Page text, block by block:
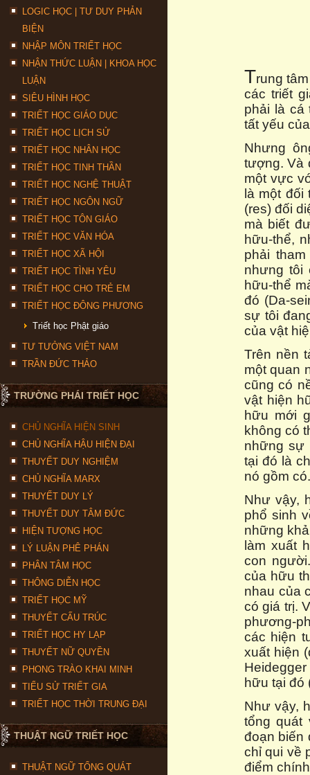
LOGIC HỌC | TƯ DUY PHẢN
BIỆN
NHẬP MÔN TRIẾT HỌC
NHẬN THỨC LUẬN | KHOA HỌC
LUẬN
SIÊU HÌNH HỌC
TRIẾT HỌC GIÁO DỤC
TRIẾT HỌC LỊCH SỬ
TRIẾT HỌC NHÂN HỌC
TRIẾT HỌC TINH THẦN
TRIẾT HỌC NGHỆ THUẬT
TRIẾT HỌC NGÔN NGỮ
TRIẾT HỌC TÔN GIÁO
TRIẾT HỌC VĂN HÓA
TRIẾT HỌC XÃ HỘI
TRIẾT HỌC TÌNH YÊU
TRIẾT HỌC CHO TRẺ EM
TRIẾT HỌC ĐÔNG PHƯƠNG
Triết học Phật giáo
TƯ TƯỞNG VIỆT NAM
TRẦN ĐỨC THẢO
TRƯỜNG PHÁI TRIẾT HỌC
CHỦ NGHĨA HIỆN SINH
CHỦ NGHĨA HẬU HIỆN ĐẠI
THUYẾT DUY NGHIỆM
CHỦ NGHĨA MARX
THUYẾT DUY LÝ
THUYẾT DUY TÂM ĐỨC
HIỆN TƯỢNG HỌC
LÝ LUẬN PHÊ PHÁN
PHÂN TÂM HỌC
THÔNG DIỄN HỌC
TRIẾT HỌC MỸ
THUYẾT CẤU TRÚC
TRIẾT HỌC HY LẠP
THUYẾT NỮ QUYỀN
PHONG TRÀO KHAI MINH
TIỂU SỬ TRIẾT GIA
TRIẾT HỌC THỜI TRUNG ĐẠI
THUẬT NGỮ TRIẾT HỌC
THUẬT NGỮ TỔNG QUÁT
Trung
các triết
phải là cá
tất yếu
Nhưng
tượng. Và
một vực
là một
(res) đối
mà biết
hữu-thể,
phải
nhưng tôi
hữu-thể
đó (Da-
sự tôi
của vật
Trên nền
một quan
cũng có
vật hiện
hữu mới
không có
những sự
tại đó là
nó gồm có.
Như vậy,
phổ sinh
những
làm xuất
con
của hữu
nhau của
có giá trị.
phương-
các hiện
xuất hiện
hữu tại đó
Như vậy,
tổng quát
đoạn biến
chỉ qui về
điểm